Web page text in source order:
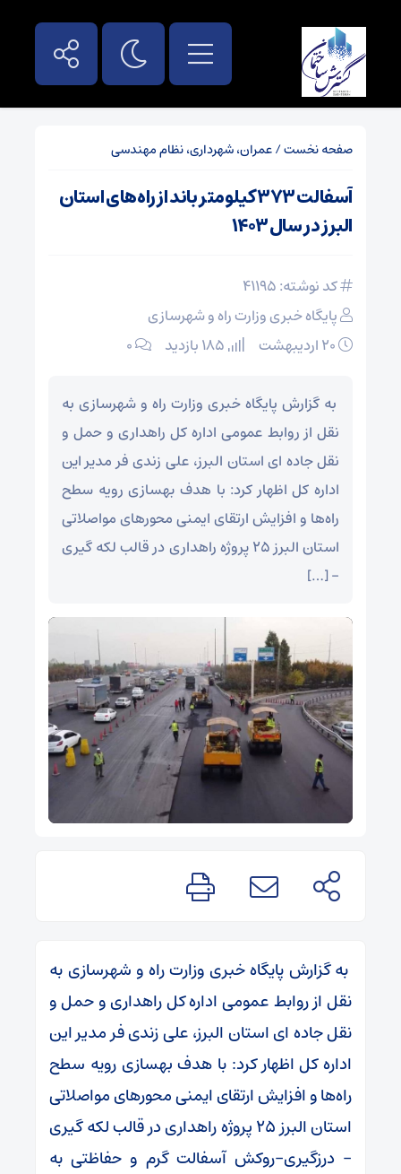
صفحه نخست/عمران، شهرداری، نظام مهندسی
آسفالت ۳۷۳ کیلومتر باند از راه‌های استان
البرز در سال ۱۴۰۳
کد نوشته: 41195
پایگاه خبری وزارت راه و شهرسازی
۰
به گزارش پایگاه خبری وزارت راه و شهرسازی به
نقل از روابط عمومی اداره کل راهداری و حمل و
نقل جاده ای استان البرز، علی زندی فر مدیر این
اداره کل اظهار کرد: با هدف بهسازی رویه سطح
راه‌ها و افزایش ارتقای ایمنی محورهای مواصلاتی
استان البرز ۲۵ پروژه راهداری در قالب لکه گیری
– […]
به گزارش پایگاه خبری وزارت راه و شهرسازی به
نقل از روابط عمومی اداره کل راهداری و حمل و
نقل جاده ای استان البرز، علی زندی فر مدیر این
اداره کل اظهار کرد: با هدف بهسازی رویه سطح
راه‌ها و افزایش ارتقای ایمنی محورهای مواصلاتی
استان البرز ۲۵ پروژه راهداری در قالب لکه گیری
– درزگیری-روکش آسفالت گرم و حفاظتی به